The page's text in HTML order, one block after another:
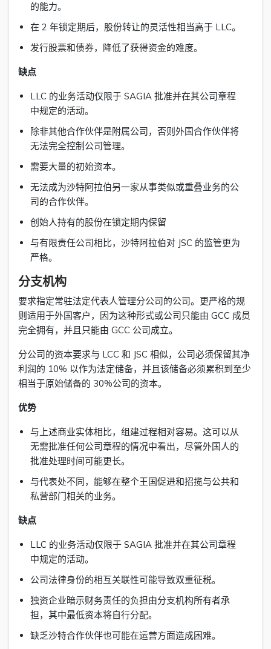
的能力。
在 2 年锁定期后，股份转让的灵活性相当高于 LLC。
发行股票和债券，降低了获得资金的难度。
缺点
LLC 的业务活动仅限于 SAGIA 批准并在其公司章程
中规定的活动。
除非其他合作伙伴是附属公司，否则外国合作伙伴将
无法完全控制公司管理。
需要大量的初始资本。
无法成为沙特阿拉伯另一家从事类似或重叠业务的公
司的合作伙伴。
创始人持有的股份在锁定期内保留
与有限责任公司相比，沙特阿拉伯对 JSC 的监管更为
严格。
分支机构
要求指定常驻法定代表人管理分公司的公司。更严格的规
则适用于外国客户，因为这种形式或公司只能由 GCC 成员
完全拥有，并且只能由 GCC 公司成立。
分公司的资本要求与 LCC 和 JSC 相似，公司必须保留其净
利润的 10% 以作为法定储备，并且该储备必须累积到至少
相当于原始储备的 30%公司的资本。
优势
与上述商业实体相比，组建过程相对容易。这可以从
无需批准任何公司章程的情况中看出，尽管外国人的
批准处理时间可能更长。
与代表处不同，能够在整个王国促进和招揽与公共和
私营部门相关的业务。
缺点
LLC 的业务活动仅限于 SAGIA 批准并在其公司章程
中规定的活动。
公司法律身份的相互关联性可能导致双重征税。
独资企业暗示财务责任的负担由分支机构所有者承
担，其中最低资本将自行分配。
缺乏沙特合作伙伴也可能在运营方面造成困难。